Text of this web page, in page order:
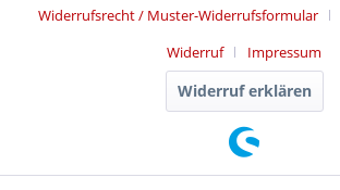
Widerrufsrecht / Muster-Widerrufsformular
Widerruf
Impressum
Widerruf erklären